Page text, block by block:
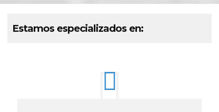
Estamos especializados en: